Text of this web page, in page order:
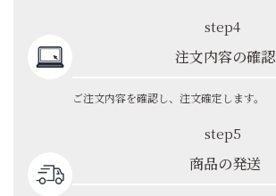
step4
注文内容の確認
ご注文内容を確認し、注文確定します。
step5
商品の発送